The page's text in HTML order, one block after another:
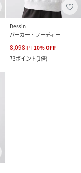
Dessin
パーカー・フーディー
8,098 円 10%OFF
73ポイント(1倍)